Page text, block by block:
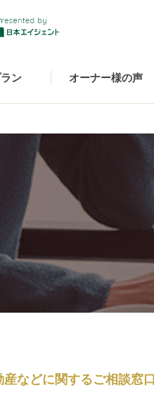
ン オーナー様の声
などに関するご相談窓口